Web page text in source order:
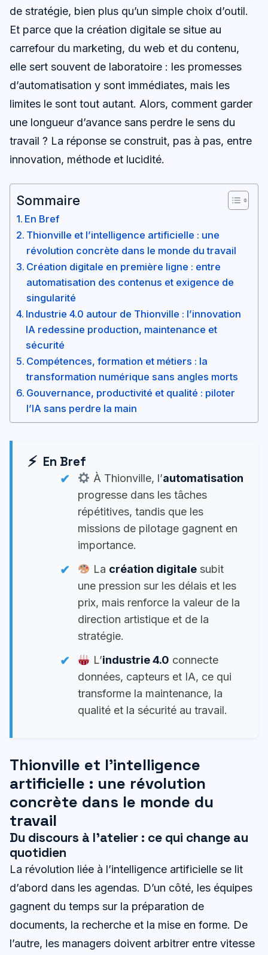
de stratégie, bien plus qu’un simple choix d’outil.
Et parce que la création digitale se situe au
carrefour du marketing, du web et du contenu,
elle sert souvent de laboratoire : les promesses
d’automatisation y sont immédiates, mais les
limites le sont tout autant. Alors, comment garder
une longueur d’avance sans perdre le sens du
travail ? La réponse se construit, pas à pas, entre
innovation, méthode et lucidité.
Sommaire
En Bref
Thionville et l’intelligence artificielle : une
révolution concrète dans le monde du travail
Création digitale en première ligne : entre
automatisation des contenus et exigence de
singularité
Industrie 4.0 autour de Thionville : l’innovation
IA redessine production, maintenance et
sécurité
Compétences, formation et métiers : la
transformation numérique sans angles morts
Gouvernance, productivité et qualité : piloter
l’IA sans perdre la main
En Bref
À Thionville, l’automatisation
progresse dans les tâches
répétitives, tandis que les
missions de pilotage gagnent en
importance.
La création digitalesubit
une pression sur les délais et les
prix, mais renforce la valeur de la
direction artistique et de la
stratégie.
L’industrie 4.0 connecte
données, capteurs et IA, ce qui
transforme la maintenance, la
qualité et la sécurité au travail.
Thionville et l’intelligence
artificielle : une révolution
concrète dans le monde du
travail
Du discours à l’atelier : ce qui change au
quotidien
La révolution liée à l’intelligence artificielle se lit
d’abord dans les agendas. D’un côté, les équipes
gagnent du temps sur la préparation de
documents, la recherche et la mise en forme. De
l’autre, les managers doivent arbitrer entre vitesse